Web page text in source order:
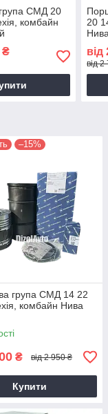
СМД 20
комбайн
20
від
від
–15%
група СМД 14 22
комбайн Нива
₴ від 2 950 ₴
Купити